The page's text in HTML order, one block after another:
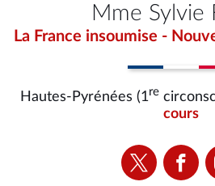
Mme Sylvie
La France insoumise -
Hautes-Pyrénées (1re
cours
Voir
la
Voir
la